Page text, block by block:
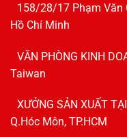
158/28/17 Phạm Văn
Hồ Chí Minh
VĂN PHÒNG KINH
Taiwan
XƯỞNG SẢN XUẤT
Q.Hóc Môn, TP.HCM